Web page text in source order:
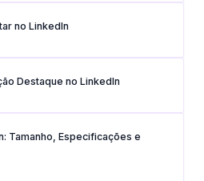
no LinkedIn
Destaque no LinkedIn
Tamanho, Especificações e